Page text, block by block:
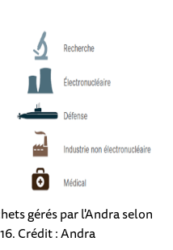
gérés par l'Andra selon
Crédit : Andra